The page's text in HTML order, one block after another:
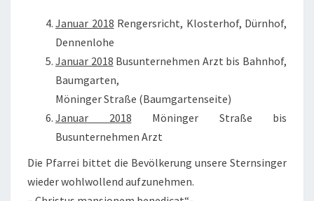
Januar 2018 Rengersricht, Klosterhof, Dürnhof,
Dennenlohe
Januar 2018 Busunternehmen Arzt bis Bahnhof,
Baumgarten,
Möninger Straße (Baumgartenseite)
Januar 2018 Möninger Straße bis
Busunternehmen Arzt
Die Pfarrei bittet die Bevölkerung unsere Sternsinger
wieder wohlwollend aufzunehmen.